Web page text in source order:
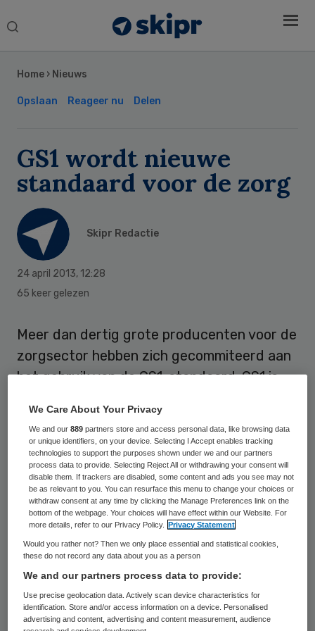
Search
Home › Nieuws
Opslaan Reageer nu Delen
GS1 wordt nieuwe
standaard voor de zorg
Skipr Redactie
24 april 2013, 12:28
65 keer gelezen
Meer dan dertig grote producenten voor de
zorgsector hebben zich gecommiteerd aan
het gebruik van de GS1-standaard. GS1 is
iedereen in de keten mogelijk maakt de
herkomst van producten te herleiden. Dat
meldt GS1 Nederland in een persbericht.
Uit eenrapport van Mc Kinseybleek dat het
gebruik van zon uniforme barcode de
kwaliteit en veiligheid van de zorg vergroot
en bovendien leidt tot een substantiële
verlaging van de kosten. Wereldwijd zou het
systeem tot 43.000 levens kunnen redden
en 1,4 mensen een handicap kunnen
Sidebar
We Care About Your Privacy
We and our889 partners store and access personal data, like browsing data
or unique identifiers, on your device. Selecting I Accept enables tracking
technologies to support the purposes shown under we and our partners
process data to provide. Selecting Reject All or withdrawing your consent will
disable them. If trackers are disabled, some content and ads you see may not
be as relevant to you. You can resurface this menu to change your choices or
withdraw consent at any time by clicking the Manage Preferences link on the
bottom of the webpage. Your choices will have effect within our Website. For
more details, refer to our Privacy Policy.
Privacy Statement
Would you rather not? Then we only place essential and statistical cookies,
these do not record any data about you as a person
We and our partners process data to provide:
Use precise geolocation data. Actively scan device characteristics for
identification. Store and/or access information on a device. Personalised
advertising and content, advertising and content measurement, audience